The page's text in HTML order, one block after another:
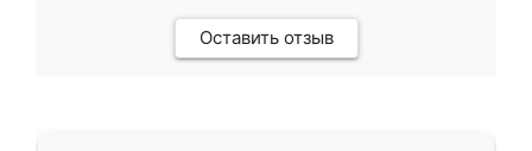
Оставить отзыв